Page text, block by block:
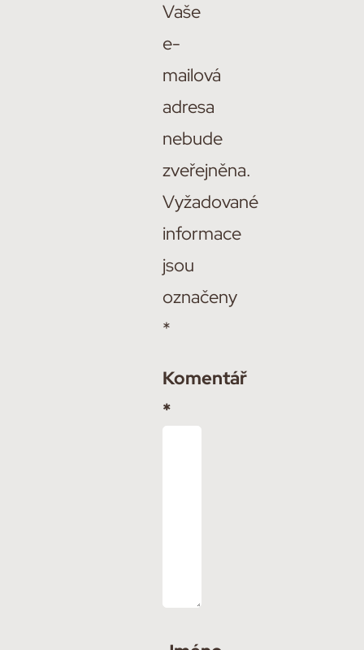
Vaše
e-
mailová
adresa
nebude
zveřejněna.
Vyžadované
informace
jsou
označeny
*
Komentář
*